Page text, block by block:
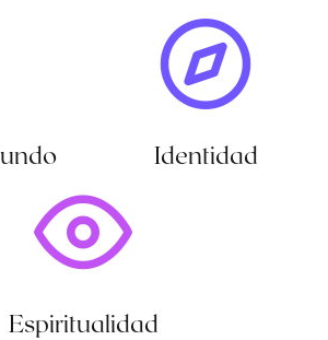
Identidad
Espiritualidad